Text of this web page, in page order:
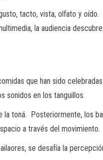
tacto, vista, olfato y
la audiencia
que han sido
sonidos en los tanguillos.
toná. Posteriormente, los
a través del movimiento.
se desafía la